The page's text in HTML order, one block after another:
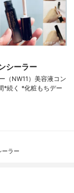
シーラー
（NW11）美容液コン
*続く *化粧もちデー
ーラー